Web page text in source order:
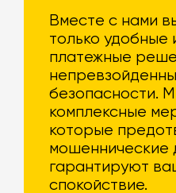
Вместе с нами
только удобные
платежные
безопасности.
комплексные
которые
мошеннические
гарантируют
спокойствие.